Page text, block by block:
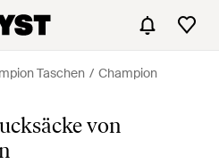
Taschen
Champion
von